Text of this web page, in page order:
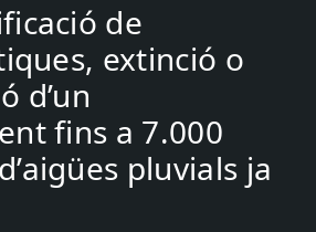
de
extinció o
d’un
fins a 7.000
pluvials ja